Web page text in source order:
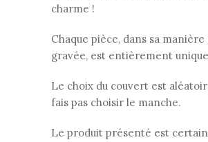
charme !
Chaque pièce, dans sa manière
gravée, est entièrement
Le choix du couvert est
fais pas choisir le manche.
Le produit présenté est